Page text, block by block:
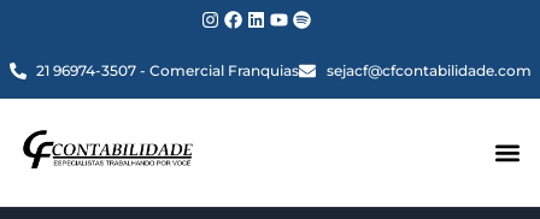
21 96974-3507 - Comercial Franquias sejacf@cfcontabilidade.com